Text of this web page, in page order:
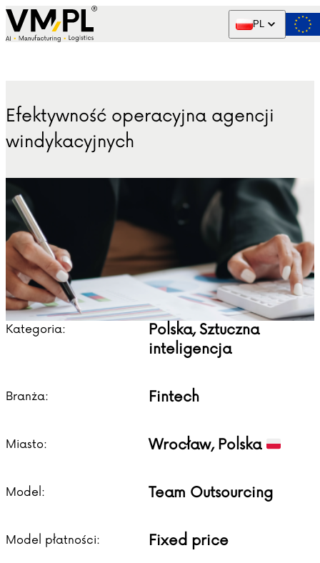
Skip to content
PL
Efektywność operacyjna agencji
windykacyjnych
Kategoria:
Polska, Sztuczna
inteligencja
Branża: Fintech
Miasto: Wrocław, Polska
Model: Team Outsourcing
Model płatności: Fixed price